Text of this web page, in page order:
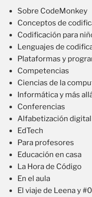
Sobre CodeMonkey
Conceptos de
Codificación para
Lenguajes de
Plataformas y
Competencias
Ciencias de la
Informática y más
Conferencias
Alfabetización
EdTech
Para profesores
Educación en casa
La Hora de Código
En el aula
El viaje de Leena y